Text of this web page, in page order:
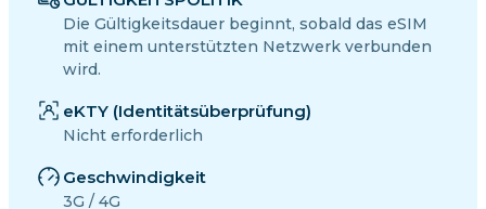
Die Gültigkeitsdauer beginnt, sobald das eSIM
mit einem unterstützten Netzwerk verbunden
wird.
eKTY (Identitätsüberprüfung)
Nicht erforderlich
Geschwindigkeit
3G / 4G